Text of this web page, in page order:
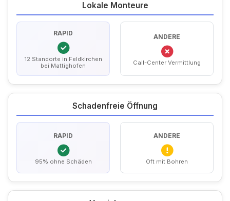
Lokale Monteure
RAPID
12 Standorte in Feldkirchen
bei Mattighofen
ANDERE
Call-Center Vermittlung
Schadenfreie Öffnung
RAPID
95% ohne Schäden
ANDERE
Oft mit Bohren